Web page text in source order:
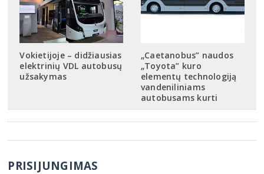
Vokietijoje – didžiausias
elektrinių VDL autobusų
užsakymas
„Caetanobus” naudos
„Toyota” kuro
elementų technologiją
vandeniliniams
autobusams kurti
PRISIJUNGIMAS